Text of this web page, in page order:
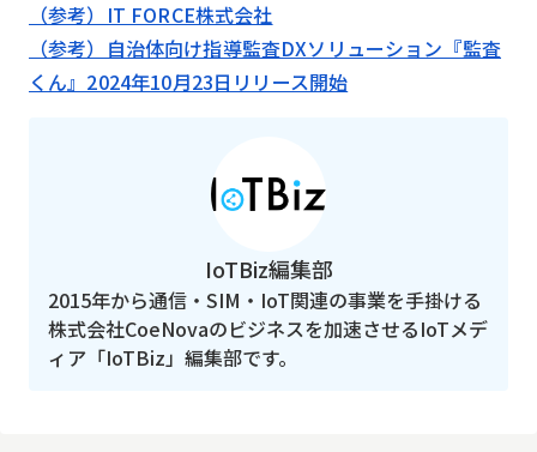
（参考）IT FORCE株式会社
（参考）自治体向け指導監査DXソリューション『監査
くん』2024年10月23日リリース開始
IoTBiz編集部
2015年から通信・SIM・IoT関連の事業を手掛ける
株式会社CoeNovaのビジネスを加速させるIoTメデ
ィア「IoTBiz」編集部です。